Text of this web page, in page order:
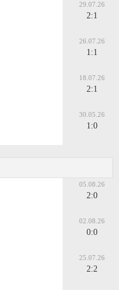
29.07.26
2:1
26.07.26
1:1
18.07.26
2:1
30.05.26
1:0
05.08.26
2:0
02.08.26
0:0
25.07.26
2:2